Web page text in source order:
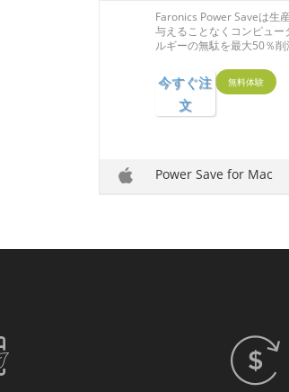
Faronics Power Saveは生
与えることなくコンピュー
ルギーの無駄を最大50％削
無料体験
今すぐ注
文
Power Save for Mac